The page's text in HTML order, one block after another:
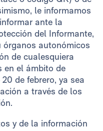
le informamos
ante la
del Informante,
órganos autonómicos
de cualesquiera
en el ámbito de
de febrero, ya sea
a través de los
y de la información